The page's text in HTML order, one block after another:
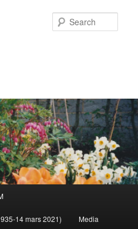
14 mars 2021) Media